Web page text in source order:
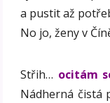
a pustit až
No jo, ženy v
Střih… ocitám
Nádherná čistá